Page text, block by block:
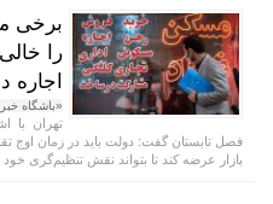
برخی
را
اجاره
«باشگاه
تهران با
فصل تابستان گفت: دولت باید در زمان اوج
بازار عرضه کند تا بتواند نقش تنظیم‌گری خود را